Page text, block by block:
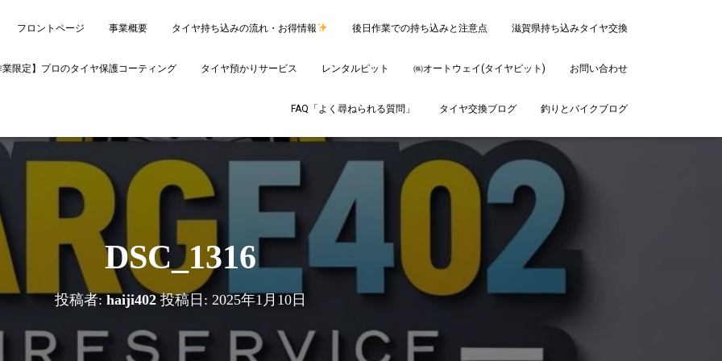
フロントページ 事業概要 タイヤ持ち込みの流れ・お得情報 後日作業での持ち込みと注意点 滋賀県持ち込みタイヤ交換
業限定】プロのタイヤ保護コーティング タイヤ預かりサービス レンタルピット ㈱オートウェイ(タイヤピット) お問い合わせ
FAQ「よく尋ねられる質問」 タイヤ交換ブログ 釣りとバイクブログ
DSC_1316
投稿者:haiji402投稿日: 2025年1月10日